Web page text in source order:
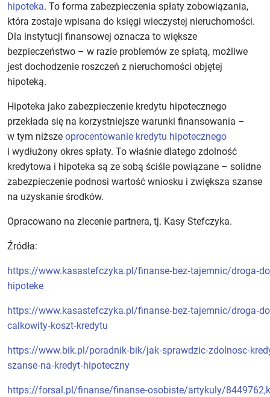
hipoteka. To forma zabezpieczenia spłaty zobowiązania,
która zostaje wpisana do księgi wieczystej nieruchomości.
Dla instytucji finansowej oznacza to większe
bezpieczeństwo – w razie problemów ze spłatą, możliwe
jest dochodzenie roszczeń z nieruchomości objętej
hipoteką.
Hipoteka jako zabezpieczenie kredytu hipotecznego
przekłada się na korzystniejsze warunki finansowania –
w tym niższe oprocentowanie kredytu hipotecznego
i wydłużony okres spłaty. To właśnie dlatego zdolność
kredytowa i hipoteka są ze sobą ściśle powiązane – solidne
zabezpieczenie podnosi wartość wniosku i zwiększa szanse
na uzyskanie środków.
Opracowano na zlecenie partnera, tj. Kasy Stefczyka.
Źródła:
https://www.kasastefczyka.pl/finanse‑bez‑tajemnic/
hipoteke
https://www.kasastefczyka.pl/finanse‑bez‑tajemnic/
calkowity‑koszt‑kredytu
https://www.bik.pl/poradnik‑bik/
szanse‑na‑kredyt‑hipoteczny
https://forsal.pl/finanse/finanse‑osobiste/artykuly/